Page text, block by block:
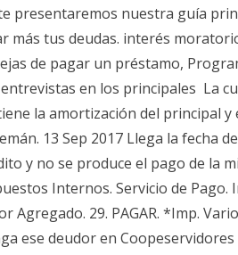
presentaremos nuestra guía
más tus deudas. interés
de pagar un préstamo,
en los principales La
la amortización del principal y
13 Sep 2017 Llega la fecha
y no se produce el pago de la
Internos. Servicio de Pago.
Agregado. 29. PAGAR. *Imp.
ese deudor en